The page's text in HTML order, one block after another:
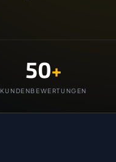
50+
KUNDENBEWERTUNGEN